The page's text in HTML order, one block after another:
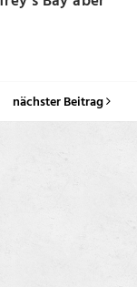
nächster Beitrag